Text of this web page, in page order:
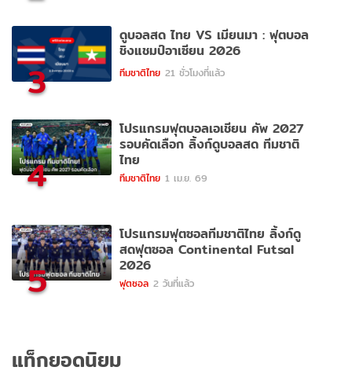
3
ดูบอลสด ไทย VS เมียนมา : ฟุตบอล
ชิงแชมป์อาเซียน 2026
ทีมชาติไทย 21 ชั่วโมงที่แล้ว
4
โปรแกรมฟุตบอลเอเชียน คัพ 2027
รอบคัดเลือก ลิ้งก์ดูบอลสด ทีมชาติ
ไทย
ทีมชาติไทย 1 เม.ย. 69
5
โปรแกรมฟุตซอลทีมชาติไทย ลิ้งก์ดู
สดฟุตซอล Continental Futsal
2026
ฟุตซอล 2 วันที่แล้ว
แท็กยอดนิยม